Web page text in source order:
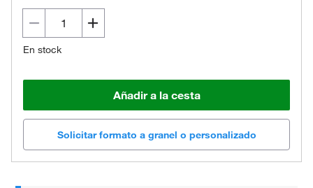
En stock
Añadir a la cesta
Solicitar formato a granel o personalizado